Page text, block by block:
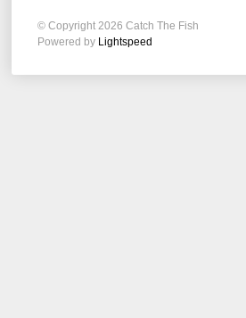
© Copyright 2026 Catch The Fish
Powered by Lightspeed